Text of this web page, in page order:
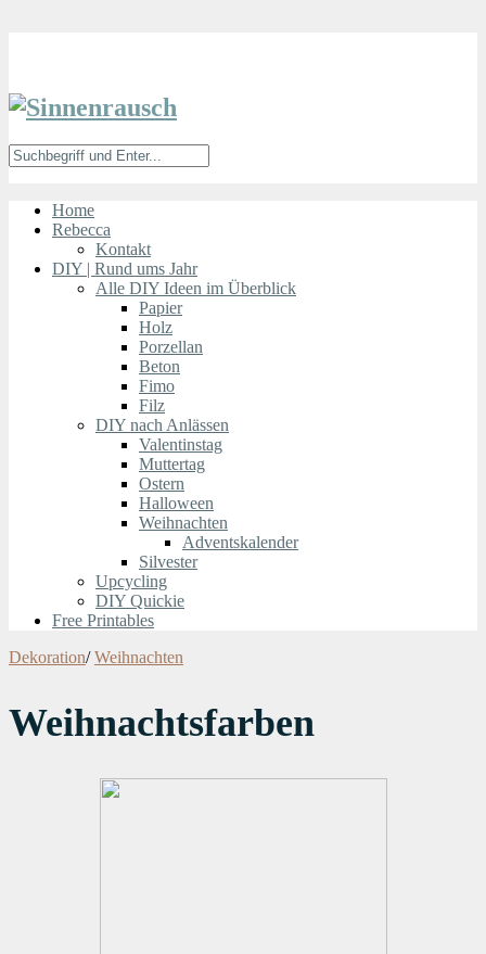
Home
Rebecca
Kontakt
DIY | Rund ums Jahr
Alle DIY Ideen im Überblick
Papier
Holz
Porzellan
Beton
Fimo
Filz
DIY nach Anlässen
Valentinstag
Muttertag
Ostern
Halloween
Weihnachten
Adventskalender
Silvester
Upcycling
DIY Quickie
Free Printables
Dekoration/ Weihnachten
Weihnachtsfarben